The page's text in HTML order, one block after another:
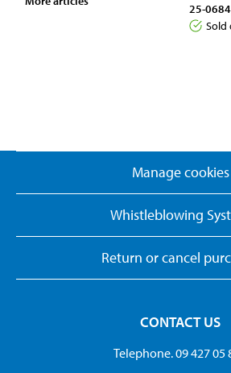
25-0684
Sold
Manage cookies
Whistleblowing
Return or cancel
CONTACT US
Telephone. 09 427 05